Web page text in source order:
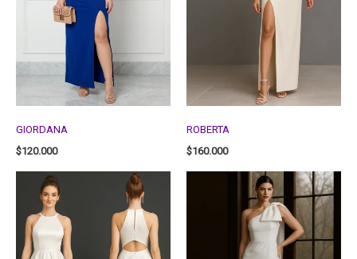
GIORDANA
$120.000
ROBERTA
$160.000